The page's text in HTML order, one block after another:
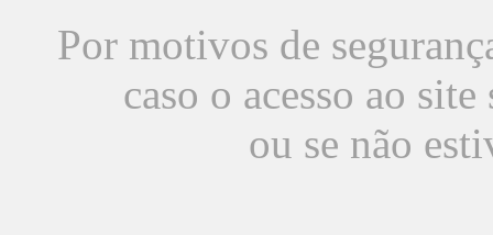
Por motivos de
caso o acesso ao
ou se não